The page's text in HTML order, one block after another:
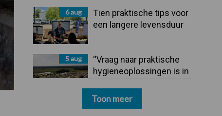
6 aug
Tien praktische tips voor
een langere levensduur
5 aug
“Vraag naar praktische
hygieneoplossingen is in
Toon meer